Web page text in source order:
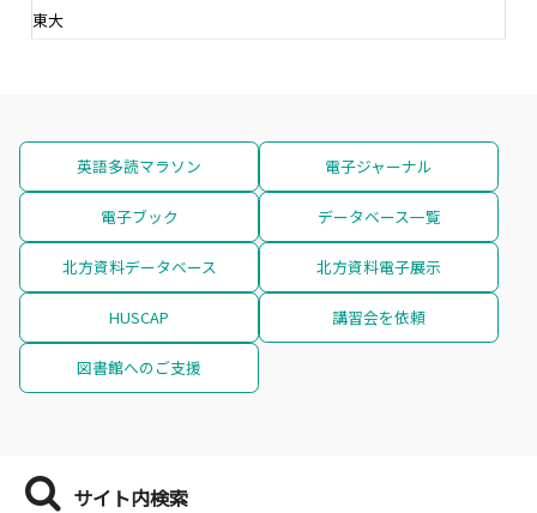
東大
英語多読マラソン 電子ジャーナル
電子ブック データベース一覧
北方資料データベース 北方資料電子展示
HUSCAP 講習会を依頼
図書館へのご支援
サイト内検索